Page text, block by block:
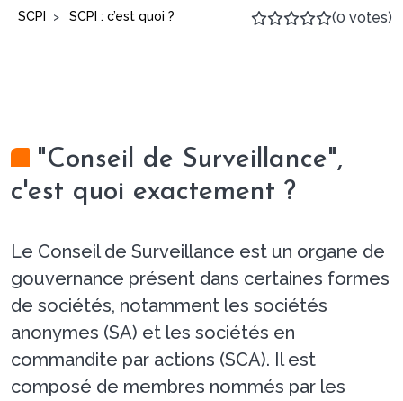
SCPI > SCPI : c’est quoi ? (0 votes)
"Conseil de Surveillance",
c'est quoi exactement ?
Le Conseil de Surveillance est un organe de
gouvernance présent dans certaines formes
de sociétés, notamment les sociétés
anonymes (SA) et les sociétés en
commandite par actions (SCA). Il est
composé de membres nommés par les